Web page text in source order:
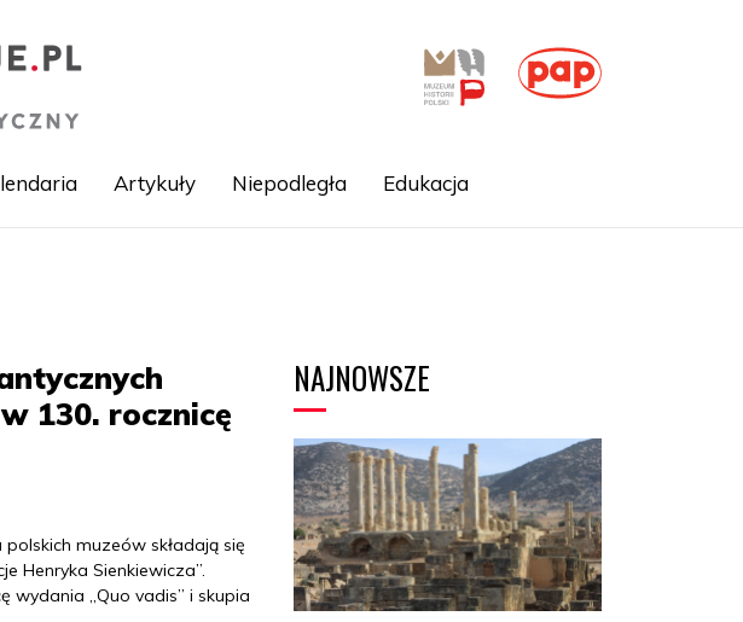
Artykuły Niepodległa Edukacja
130. rocznicę
muzeów składają się
Henryka Sienkiewicza”.
wydania „Quo vadis” i skupia
NAJNOWSZE